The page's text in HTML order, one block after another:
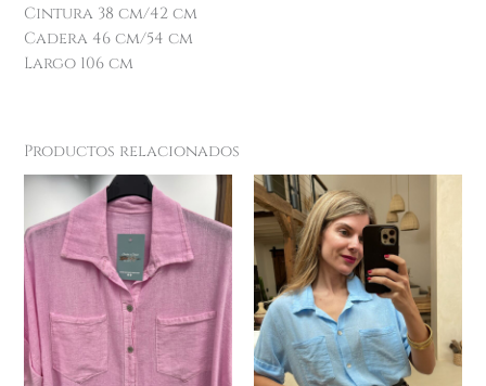
Cintura 38 cm/42 cm
Cadera 46 cm/54 cm
Largo 106 cm
Productos relacionados